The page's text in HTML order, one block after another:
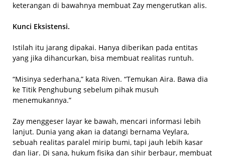
keterangan di bawahnya membuat Zay mengerutkan alis.
Kunci Eksistensi.
Istilah itu jarang dipakai. Hanya diberikan pada entitas
yang jika dihancurkan, bisa membuat realitas runtuh.
“Misinya sederhana,” kata Riven. “Temukan Aira. Bawa dia
ke Titik Penghubung sebelum pihak musuh
menemukannya.”
Zay menggeser layar ke bawah, mencari informasi lebih
lanjut. Dunia yang akan ia datangi bernama Veylara,
sebuah realitas paralel mirip bumi, tapi jauh lebih kasar
dan liar. Di sana, hukum fisika dan sihir berbaur, membuat